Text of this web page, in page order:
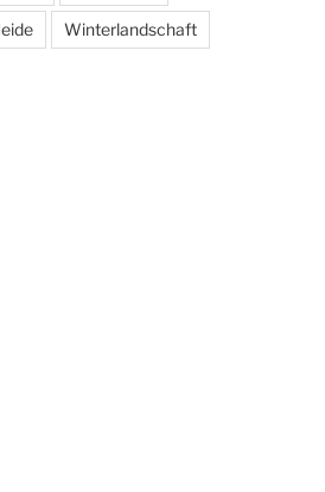
Winterlandschaft